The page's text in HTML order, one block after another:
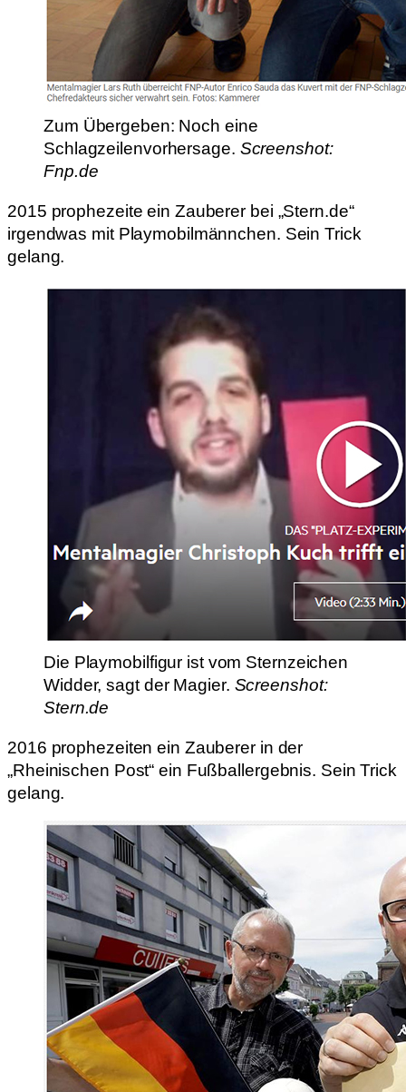
Zum Übergeben: Noch eine
Schlagzeilenvorhersage. Screenshot:
Fnp.de
2015 prophezeite ein Zauberer bei „Stern.de“
irgendwas mit Playmobilmännchen. Sein Trick
gelang.
Die Playmobilfigur ist vom Sternzeichen
Widder, sagt der Magier. Screenshot:
Stern.de
2016 prophezeiten ein Zauberer in der
„Rheinischen Post“ ein Fußballergebnis. Sein Trick
gelang.